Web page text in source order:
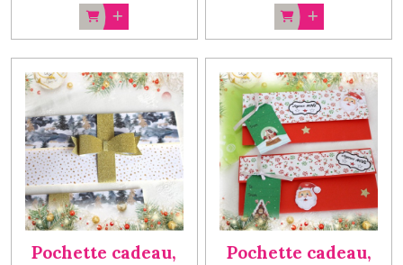
Pochette cadeau,
Pochette cadeau,